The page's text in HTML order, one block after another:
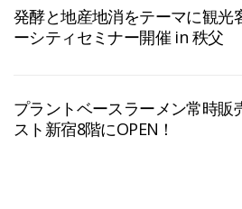
発酵と地産地消をテーマに観光
ーシティセミナー開催 in 秩父
プラントベースラーメン常時販
スト新宿8階にOPEN！